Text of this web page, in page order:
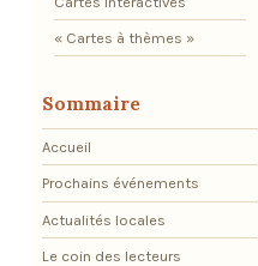
« Cartes à thèmes »
Sommaire
Accueil
Prochains événements
Actualités locales
Le coin des lecteurs